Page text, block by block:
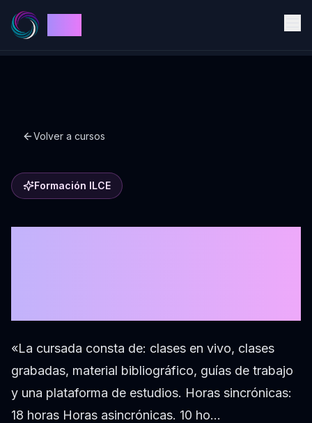
Volver a cursos
Formación ILCE
«La cursada consta de: clases en vivo, clases
grabadas, material bibliográfico, guías de trabajo
y una plataforma de estudios. Horas sincrónicas:
18 horas Horas asincrónicas. 10 ho…